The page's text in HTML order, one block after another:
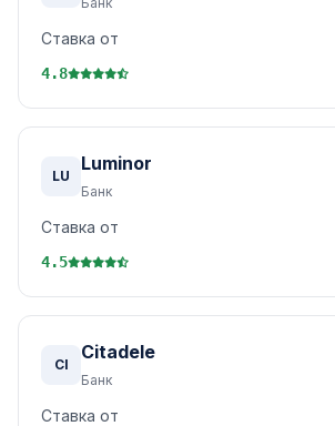
Ставка от
4.8
LU
Luminor
Банк
Ставка от
4.5
CI
Citadele
Банк
Ставка от